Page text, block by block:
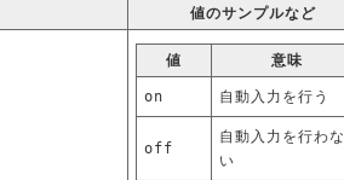
値のサンプルなど
値 意味
on 自動入力を行う
off
自動入力を行わな
い